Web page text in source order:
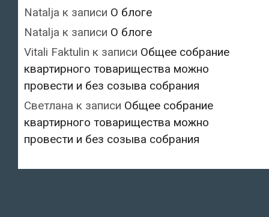
Natalja к записи О блоге
Natalja к записи О блоге
Vitali Faktulin к записи Общее собрание
квартирного товарищества можно
провести и без созыва собрания
Светлана к записи Общее собрание
квартирного товарищества можно
провести и без созыва собрания